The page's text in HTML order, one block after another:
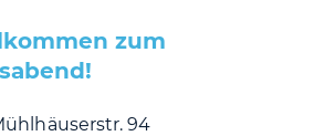
zum
94